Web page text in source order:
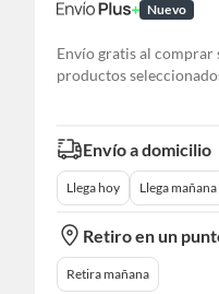
Nuevo
Envío gratis al comprar
productos
Envío a domicilio
Llega hoy Llega mañana
Retiro en un
Retira mañana